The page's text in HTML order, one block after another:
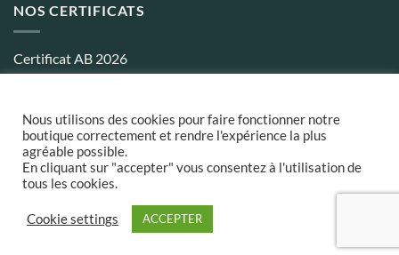
NOS CERTIFICATS
Certificat AB 2026
Conditions générales de ventes
et délais de Livraison
Copyright 2026 ©
Nous utilisons des cookies pour faire fonctionner notre
boutique correctement et rendre l'expérience la plus
agréable possible.
En cliquant sur "accepter" vous consentez à l'utilisation de
tous les cookies.
Cookie settings ACCEPTER